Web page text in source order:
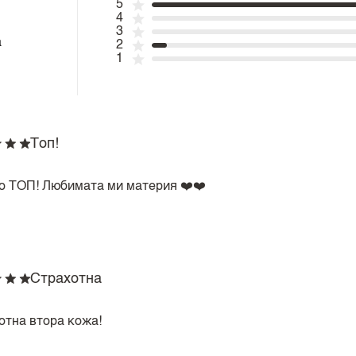
5
4
3
2
1
Топ!
ТОП! Любимата ми материя ❤️❤️
Страхотна
втора кожа!